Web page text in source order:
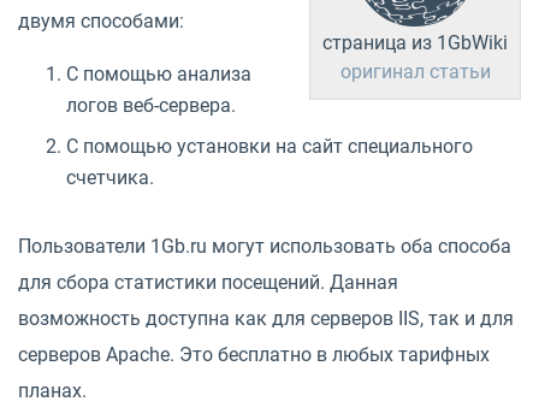
страница из 1GbWiki
оригинал статьи
двумя способами:
С помощью анализа
логов веб-сервера.
С помощью установки на сайт специального
счетчика.
Пользователи 1Gb.ru могут использовать оба способа
для сбора статистики посещений. Данная
возможность доступна как для серверов IIS, так и для
серверов Apache. Это бесплатно в любых тарифных
планах.